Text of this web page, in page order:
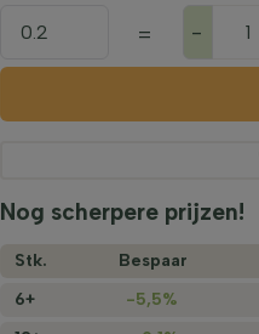
= -
Nog scherpere prijzen!
Stk. Bespaar
6+
-5,5%